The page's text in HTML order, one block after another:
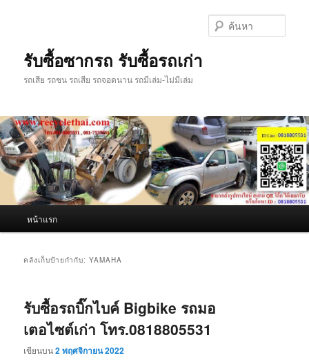
รับซื้อซากรถ รับซื้อรถเก่า
รถเสีย รถชน รถเสีย รถจอดนาน รถมีเล่ม-ไม่มีเล่ม
หน้าแรก
คลังเก็บป้ายกำกับ:YAMAHA
รับซื้อรถบิ๊กไบค์ Bigbike รถมอ
เตอไซต์เก่า โทร.0818805531
เขียนบน2 พฤศจิกายน 2022